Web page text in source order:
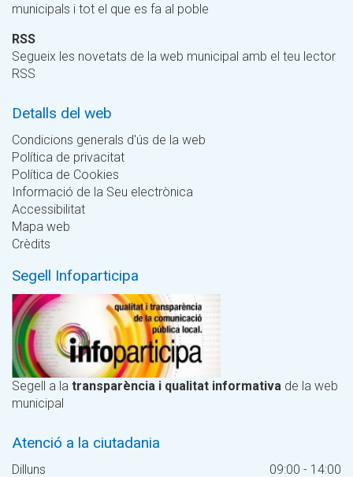
municipals i tot el que es fa al poble
RSS
Segueix les novetats de la web municipal amb el teu lector
RSS
Detalls del web
Condicions generals d'ús de la web
Política de privacitat
Política de Cookies
Informació de la Seu electrònica
Accessibilitat
Mapa web
Crèdits
Segell Infoparticipa
Segell a la transparència i qualitat informativa de la web
municipal
Atenció a la ciutadania
Dilluns 09:00 - 14:00